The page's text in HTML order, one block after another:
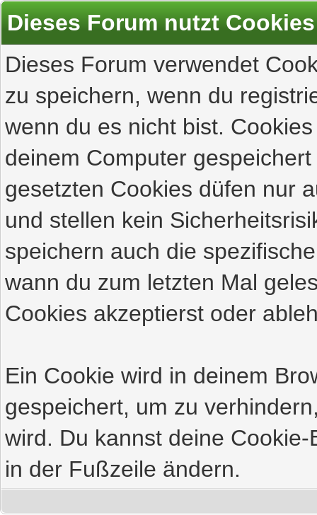
Dieses Forum nutzt Cookies
Dieses Forum verwendet
zu speichern, wenn du
wenn du es nicht bist.
deinem Computer
gesetzten Cookies düfen nur
und stellen kein
speichern auch die
wann du zum letzten Mal
Cookies akzeptierst oder
Ein Cookie wird in deinem
gespeichert, um zu
wird. Du kannst deine
in der Fußzeile ändern.